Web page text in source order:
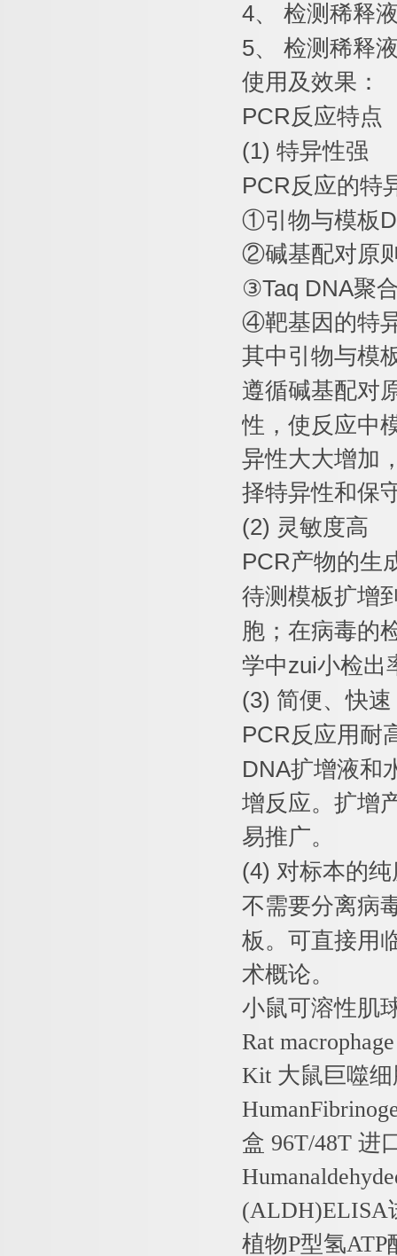
4、 检测稀释
5、
检测稀释
使用及效果：
PCR反应特点
(1) 特异性强
PCR反应的特
①引物与模板
②碱基配对原
③Taq DNA聚
④靶基因的特
其中引物与模
遵循碱基配对
性，使反应中
异性大大增加
择特异性和保
(2) 灵敏度高
PCR产物的生
待测模板扩增
胞；在病毒的
学中zui小检出
(3) 简便、快速
PCR反应用耐
DNA扩增液和
增反应。扩增
易推广。
(4) 对标本的
不需要分离病
板。可直接用
术概论。
小鼠可溶性肌
Rat
Kit 大鼠巨噬
盒 96T/48T 进
(ALDH)ELISA
植物P型氢ATP